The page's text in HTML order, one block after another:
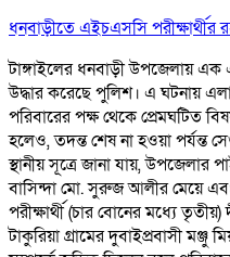
ধনবাড়ীতে এইচএসসি
টাঙ্গাইলের ধনবাড়ী উপজেলায় এক
উদ্ধার করেছে পুলিশ। এ ঘটনায়
পরিবারের পক্ষ থেকে প্রেমঘটিত
হলেও, তদন্ত শেষ না হওয়া পর্যন্ত
স্থানীয় সূত্রে জানা যায়, উপজেলার
বাসিন্দা মো. সুরুজ আলীর মেয়ে
পরীক্ষার্থী (চার বোনের মধ্যে
টাকুরিয়া গ্রামের দুবাইপ্রবাসী